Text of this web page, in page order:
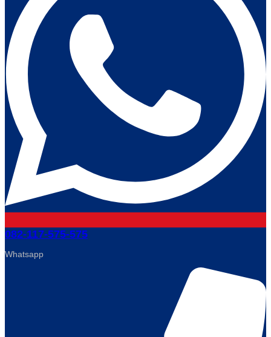
082-117-575-575
Whatsapp